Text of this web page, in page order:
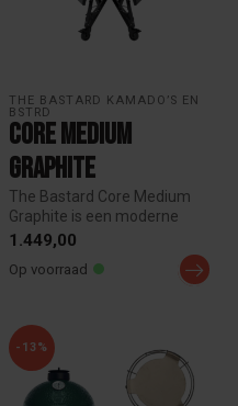
THE BASTARD KAMADO’S EN
BSTRD
Core Medium
Graphite
The Bastard Core Medium
Graphite is een moderne
kamado BBQ met Ø40 cm
1.449,00
Op voorraad
-13%